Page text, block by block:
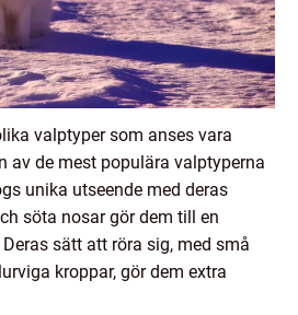
valptyper som anses vara
av de mest populära valptyperna
unika utseende med deras
söta nosar gör dem till en
sätt att röra sig, med små
kroppar, gör dem extra